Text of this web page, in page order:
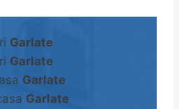
Garlate
Garlate
Garlate
Garlate